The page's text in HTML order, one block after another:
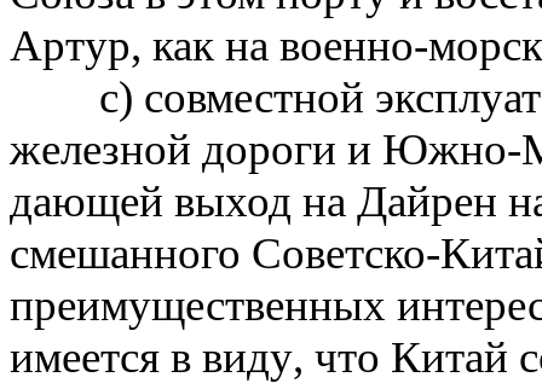
Артур, как на военно-
с) совместной
железной дороги и Южно-
дающей выход на Дайрен
смешанного Советско-
преимущественных
имеется в виду, что Китай